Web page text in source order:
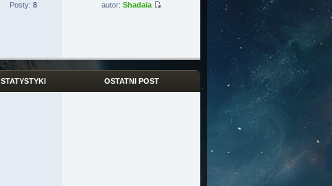
Posty: 8
autor: Shadaia
STATYSTYKI OSTATNI POST